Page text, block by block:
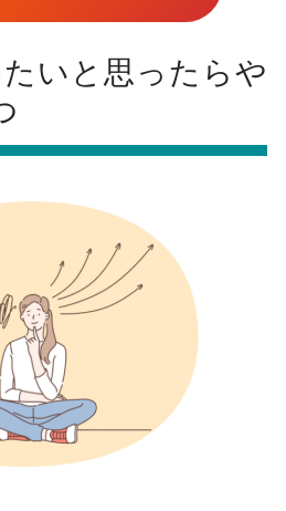
いと思ったらや